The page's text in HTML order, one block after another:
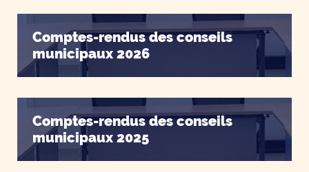
Comptes-rendus des conseils
municipaux 2026
Comptes-rendus des conseils
municipaux 2025